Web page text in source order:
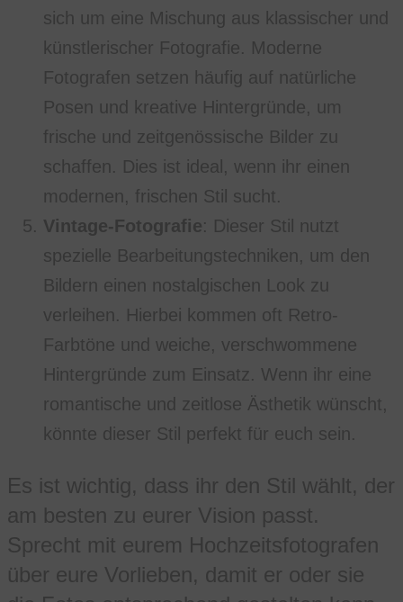
sich um eine Mischung aus klassischer und
künstlerischer Fotografie. Moderne
Fotografen setzen häufig auf natürliche
Posen und kreative Hintergründe, um
frische und zeitgenössische Bilder zu
schaffen. Dies ist ideal, wenn ihr einen
modernen, frischen Stil sucht.
Vintage-Fotografie: Dieser Stil nutzt
spezielle Bearbeitungstechniken, um den
Bildern einen nostalgischen Look zu
verleihen. Hierbei kommen oft Retro-
Farbtöne und weiche, verschwommene
Hintergründe zum Einsatz. Wenn ihr eine
romantische und zeitlose Ästhetik wünscht,
könnte dieser Stil perfekt für euch sein.
Es ist wichtig, dass ihr den Stil wählt, der
am besten zu eurer Vision passt.
Sprecht mit eurem Hochzeitsfotografen
über eure Vorlieben, damit er oder sie